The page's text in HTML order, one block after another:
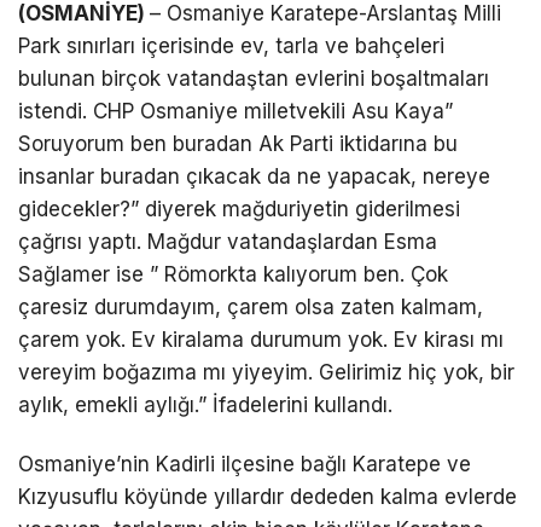
(OSMANİYE) – Osmaniye Karatepe-Arslantaş Milli
Park sınırları içerisinde ev, tarla ve bahçeleri
bulunan birçok vatandaştan evlerini boşaltmaları
istendi. CHP Osmaniye milletvekili Asu Kaya”
Soruyorum ben buradan Ak Parti iktidarına bu
insanlar buradan çıkacak da ne yapacak, nereye
gidecekler?” diyerek mağduriyetin giderilmesi
çağrısı yaptı. Mağdur vatandaşlardan Esma
Sağlamer ise ” Römorkta kalıyorum ben. Çok
çaresiz durumdayım, çarem olsa zaten kalmam,
çarem yok. Ev kiralama durumum yok. Ev kirası mı
vereyim boğazıma mı yiyeyim. Gelirimiz hiç yok, bir
aylık, emekli aylığı.” İfadelerini kullandı.
Osmaniye’nin Kadirli ilçesine bağlı Karatepe ve
Kızyusuflu köyünde yıllardır dededen kalma evlerde